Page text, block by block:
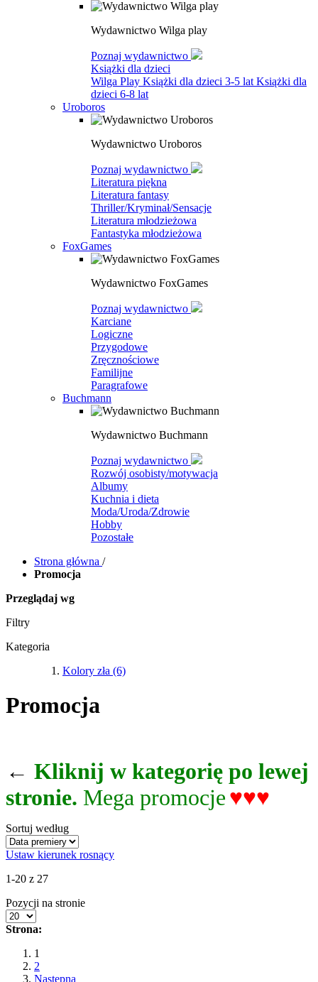
Wydawnictwo Wilga play
Poznaj wydawnictwo
Książki dla dzieci
Wilga Play Książki dla dzieci 3-5 lat Książki dla
dzieci 6-8 lat
Uroboros
Wydawnictwo Uroboros
Poznaj wydawnictwo
Literatura piękna
Literatura fantasy
Thriller/Kryminał/Sensacje
Literatura młodzieżowa
Fantastyka młodzieżowa
FoxGames
Wydawnictwo FoxGames
Poznaj wydawnictwo
Karciane
Logiczne
Przygodowe
Zręcznościowe
Familijne
Paragrafowe
Buchmann
Wydawnictwo Buchmann
Poznaj wydawnictwo
Rozwój osobisty/motywacja
Albumy
Kuchnia i dieta
Moda/Uroda/Zdrowie
Hobby
Pozostałe
Strona główna /
Promocja
Przeglądaj wg
Filtry
Kategoria
Kolory zła (6)
Promocja
← Kliknij w kategorię po lewej
stronie. Mega promocje♥♥♥
Sortuj według
Ustaw kierunek rosnący
1-20 z 27
Pozycji na stronie
Strona:
1
2
Następna